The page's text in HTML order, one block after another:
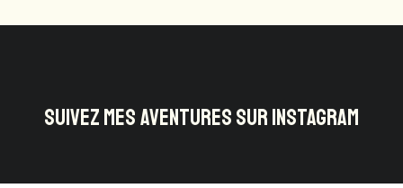
SUIVEZ MES AVENTURES SUR INSTAGRAM